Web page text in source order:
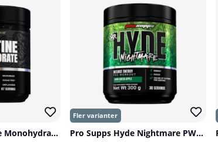
Pro Supps Creatine Monohydrate, 300 g Pro Supps Hyde Nightmare PWO, 30 serv.